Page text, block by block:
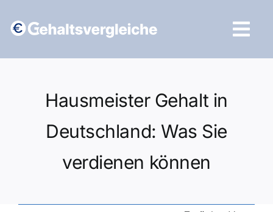
Inhalt
Hausmeister Gehalt in
Deutschland: Was Sie
verdienen können